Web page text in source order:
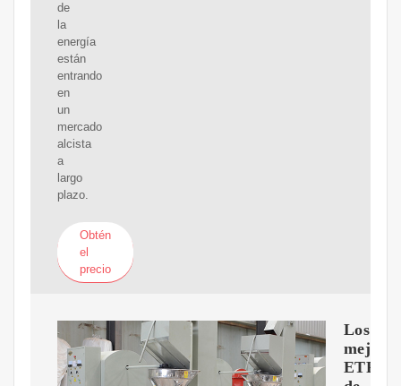
de
la
energía
están
entrando
en
un
mercado
alcista
a
largo
plazo.
Obtén
el
precio
Los
mejores
ETF